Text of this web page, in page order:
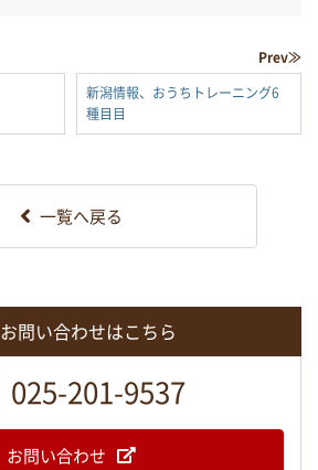
Prev≫
新潟情報、おうちトレーニング6
種目目
一覧へ戻る
お問い合わせはこちら
025-201-9537
お問い合わせ